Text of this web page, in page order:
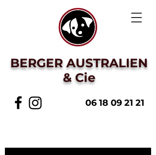
BERGER AUSTRALIEN
& Cie
06 18 09 21 21